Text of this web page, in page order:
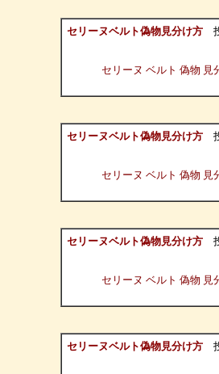
セリーヌベルト偽物見分け方投
セリーヌ ベルト 偽物 見
セリーヌベルト偽物見分け方投
セリーヌ ベルト 偽物 見
セリーヌベルト偽物見分け方投
セリーヌ ベルト 偽物 見
セリーヌベルト偽物見分け方投